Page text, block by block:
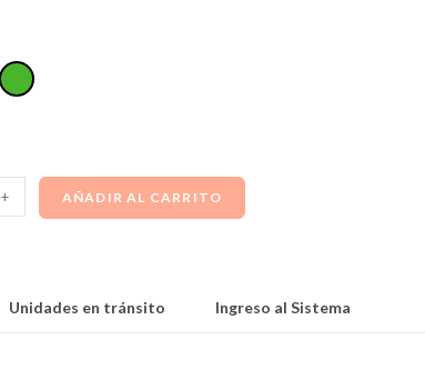
+ AÑADIR AL CARRITO
Unidades en tránsito Ingreso al Sistema